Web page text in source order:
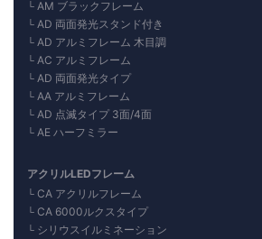
AM ブラックフレーム
AD 両面発光スタンド付き
AD アルミフレーム 木目調
AC アルミフレーム
AD 両面発光タイプ
AA アルミフレーム
AD 点滅タイプ 3面/4面
AE ハーフミラー
アクリルLEDフレーム
CA アクリルフレーム
CA 6000ルクスタイプ
シリウスイルミネーション